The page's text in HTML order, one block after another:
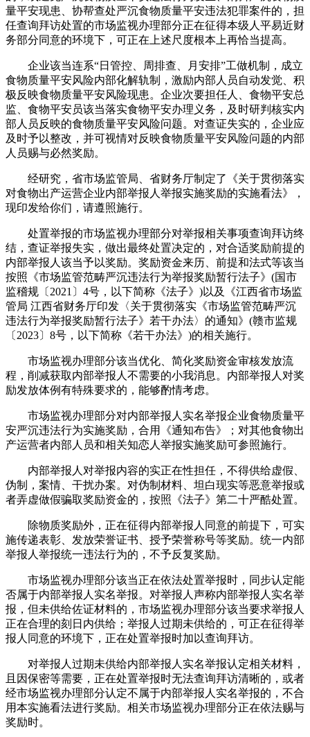
量平安现患、协帮查处严沉食物质量平安违法犯罪案件的，担
任查询拜访处置的市场监视办理部分正在征得本级人平易近财
务部分同意的环境下，可正在上述尺度根本上再恰当提高。
企业该当连系“日管控、周排查、月安排”工做机制，成立
食物质量平安风险内部化解轨制，激励内部人员自动发觉、积
极反映食物质量平安风险现患。企业次要担任人、食物平安总
监、食物平安员该当落实食物平安办理义务，及时研判核实内
部人员反映的食物质量平安风险问题。对查证失实的，企业应
及时予以整改，并可视情对反映食物质量平安风险问题的内部
人员赐与必然奖励。
经研究，省市场监管局、省财务厅制定了《关于贯彻落实
对食物出产运营企业内部举报人举报实施奖励的实施看法》，
现印发给你们，请遵照施行。
处置举报的市场监视办理部分对举报相关事项查询拜访终
结，查证举报失实，做出最终处置决定的，对合适奖励前提的
内部举报人该当予以奖励。奖励资金来历、前提和法式等该当
按照《市场监管范畴严沉违法行为举报奖励暂行法子》(国市
监稽规〔2021〕4号，以下简称《法子》)以及《江西省市场监
管局 江西省财务厅印发〈关于贯彻落实《市场监管范畴严沉
违法行为举报奖励暂行法子》若干办法〉的通知》(赣市监规
〔2023〕8号，以下简称《若干办法》)的相关施行。
市场监视办理部分该当优化、简化奖励资金审核发放流
程，削减获取内部举报人不需要的小我消息。内部举报人对奖
励发放体例有特殊要求的，能够酌情考虑。
市场监视办理部分对内部举报人实名举报企业食物质量平
安严沉违法行为实施奖励，合用《通知布告》；对其他食物出
产运营者内部人员和相关知恋人举报实施奖励可参照施行。
内部举报人对举报内容的实正在性担任，不得供给虚假、
伪制，案情、干扰办案。对伪制材料、坦白现实等恶意举报或
者弄虚做假骗取奖励资金的，按照《法子》第二十严酷处置。
除物质奖励外，正在征得内部举报人同意的前提下，可实
施传递表彰、发放荣誉证书、授予荣誉称号等奖励。统一内部
举报人举报统一违法行为的，不予反复奖励。
市场监视办理部分该当正在依法处置举报时，同步认定能
否属于内部举报人实名举报。对举报人声称内部举报人实名举
报，但未供给佐证材料的，市场监视办理部分该当要求举报人
正在合理的刻日内供给；举报人过期未供给的，可正在征得举
报人同意的环境下，正在处置举报时加以查询拜访。
对举报人过期未供给内部举报人实名举报认定相关材料，
且因保密等需要，正在处置举报时无法查询拜访清晰的，或者
经市场监视办理部分认定不属于内部举报人实名举报的，不合
用本实施看法进行奖励。相关市场监视办理部分正在依法赐与
奖励时。